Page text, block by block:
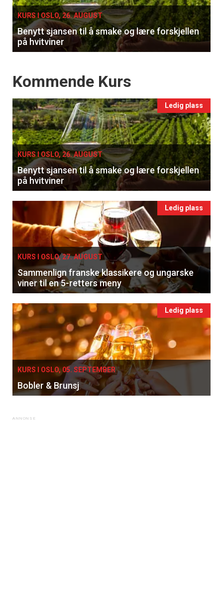
KURS I OSLO, 26. AUGUST
Benytt sjansen til å smake og lære forskjellen
på hvitviner
Events
Kommende Kurs
Ledig plass
KURS I OSLO, 26. AUGUST
Benytt sjansen til å smake og lære forskjellen
på hvitviner
Ledig plass
KURS I OSLO, 27. AUGUST
Sammenlign franske klassikere og ungarske
viner til en 5-retters meny
Ledig plass
KURS I OSLO, 05. SEPTEMBER
Bobler & Brunsj